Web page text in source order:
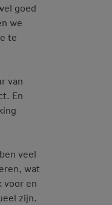
goed
we
te
van
En
veel
wat
voor en
zijn.